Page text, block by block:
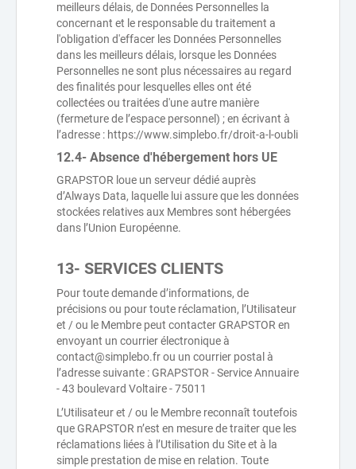
meilleurs délais, de Données Personnelles la
concernant et le responsable du traitement a
l'obligation d'effacer les Données Personnelles
dans les meilleurs délais, lorsque les Données
Personnelles ne sont plus nécessaires au regard
des finalités pour lesquelles elles ont été
collectées ou traitées d'une autre manière
(fermeture de l’espace personnel) ; en écrivant à
l’adresse : https://www.simplebo.fr/droit-a-l-oubli
12.4- Absence d'hébergement hors UE
GRAPSTOR loue un serveur dédié auprès
d’Always Data, laquelle lui assure que les données
stockées relatives aux Membres sont hébergées
dans l’Union Européenne.
13- SERVICES CLIENTS
Pour toute demande d’informations, de
précisions ou pour toute réclamation, l’Utilisateur
et / ou le Membre peut contacter GRAPSTOR en
envoyant un courrier électronique à
contact@simplebo.fr ou un courrier postal à
l’adresse suivante : GRAPSTOR - Service Annuaire
- 43 boulevard Voltaire - 75011
L’Utilisateur et / ou le Membre reconnaît toutefois
que GRAPSTOR n’est en mesure de traiter que les
réclamations liées à l’Utilisation du Site et à la
simple prestation de mise en relation. Toute